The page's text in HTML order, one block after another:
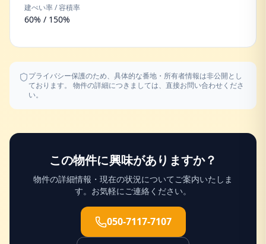
建ぺい率 / 容積率
60% / 150%
プライバシー保護のため、具体的な番地・所有者情報は非公開とし
ております。 物件の詳細につきましては、直接お問い合わせくださ
い。
この物件に興味がありますか？
物件の詳細情報・現在の状況についてご案内いたしま
す。お気軽にご連絡ください。
050-7117-7107